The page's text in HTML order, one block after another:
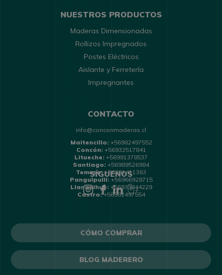
NUESTROS PRODUCTOS
Maderas Dimensionadas
Rollizos Impregnados
Postes Eléctricos
Aislante y Ferretería
Impregnantes
CONTACTO
info@conconmaderas.cl
Maitencillo: +56982497552
Concón: +56932517841
Litueche: +56991378537
Santiago: +56989526984
Temuco:+56991411363
Panguipulli: +56966928715
Llanquihue: +56933844229
Castro:+56982497554
SÍGUENOS
CÓMO COMPRAR
BLOG MADERERO